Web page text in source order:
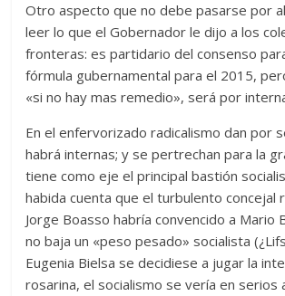
Otro aspecto que no debe pasarse por
leer lo que el Gobernador le dijo a los
fronteras: es partidario del consenso
fórmula gubernamental para el 2015,
«si no hay mas remedio», será por
En el enfervorizado radicalismo dan por
habrá internas; y se pertrechan para la
tiene como eje el principal bastión
habida cuenta que el turbulento concejal
Jorge Boasso habría convencido a Mario
no baja un «peso pesado» socialista
Eugenia Bielsa se decidiese a jugar la
rosarina, el socialismo se vería en serios